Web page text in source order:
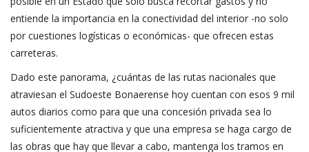
entiende la importancia en la conectividad del interior -no solo
por cuestiones logísticas o económicas- que ofrecen estas
carreteras.
Dado este panorama, ¿cuántas de las rutas nacionales que
atraviesan el Sudoeste Bonaerense hoy cuentan con esos 9 mil
autos diarios como para que una concesión privada sea lo
suficientemente atractiva y que una empresa se haga cargo de
las obras que hay que llevar a cabo, mantenga los tramos en